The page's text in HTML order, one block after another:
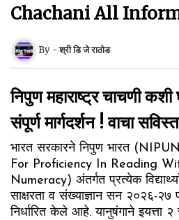
Chachani All
श्री डि जे राठोड
निपुण महाराष्ट्र चाचणी कशी
संपूर्ण मार्गदर्शन ! वाचा
भारत सरकारने निपुण भारत
For Proficiency In Reading
Numeracy) अंतर्गत प्रत्येक
साक्षरता व संख्याज्ञान सन २०२६-२७
निर्धारित केले आहे. यानुषंगाने इयत्ता २